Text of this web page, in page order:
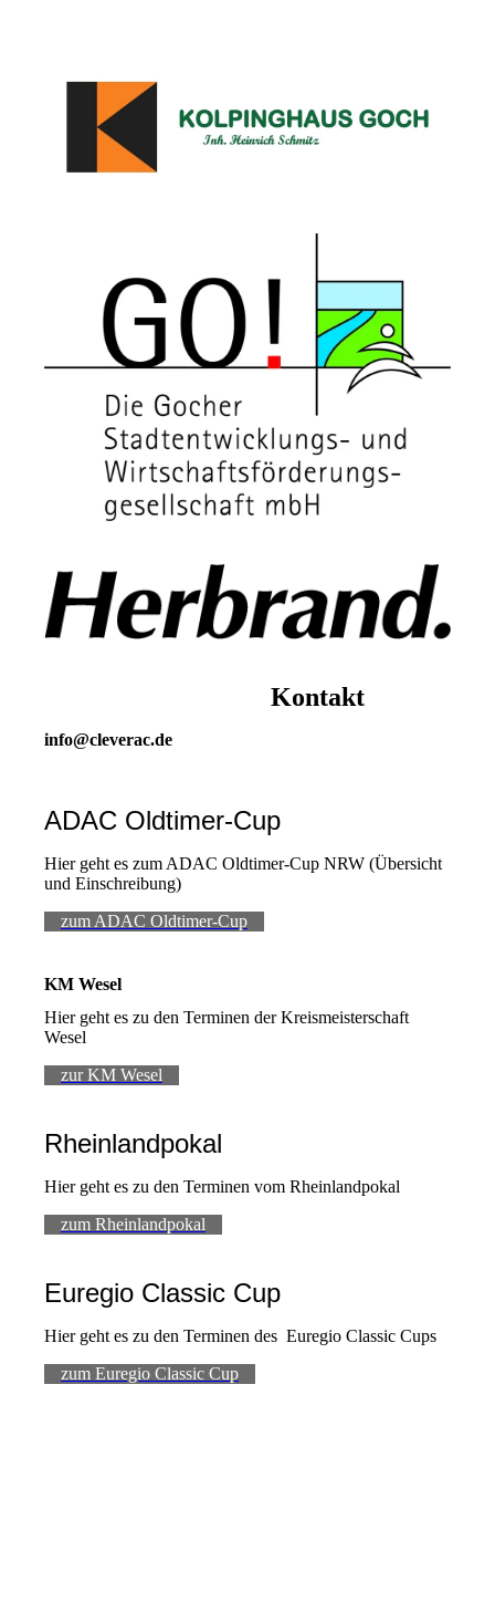
Kontakt
info@cleverac.de
ADAC Oldtimer-Cup
Hier geht es zum ADAC Oldtimer-Cup NRW (Übersicht
und Einschreibung)
zum ADAC Oldtimer-Cup
KM Wesel
Hier geht es zu den Terminen der Kreismeisterschaft
Wesel
zur KM Wesel
Rheinlandpokal
Hier geht es zu den Terminen vom Rheinlandpokal
zum Rheinlandpokal
Euregio Classic Cup
Hier geht es zu den Terminen des Euregio Classic Cups
zum Euregio Classic Cup